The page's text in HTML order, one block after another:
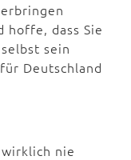
hoffe, dass Sie
sein
Deutschland
nie